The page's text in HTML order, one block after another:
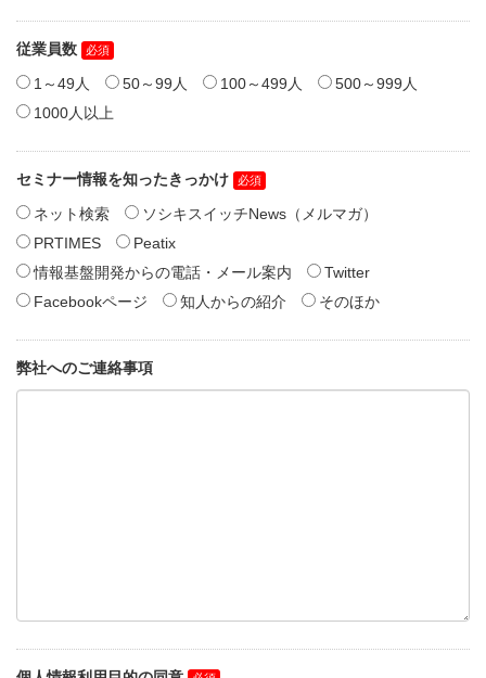
従業員数
1～49人
50～99人 100～499人
500～999人
1000人以上
セミナー情報を知ったきっかけ
ネット検索
ソシキスイッチNews（メルマガ）
PRTIMES
Peatix
情報基盤開発からの電話・メール案内
Twitter
Facebookページ
知人からの紹介 そのほか
弊社へのご連絡事項